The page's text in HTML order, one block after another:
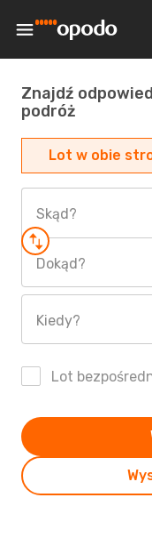
Znajdź
podróż
Lot w obie
Skąd?
Dokąd?
Kiedy?
Lot